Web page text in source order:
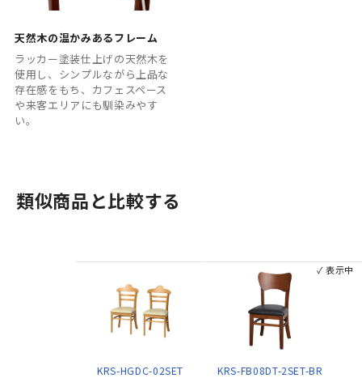
天然木の温かみあるフレーム
ラッカー塗装仕上げの天然木を
使用し、シンプルながら上品な
存在感をもち、カフェスペース
や来客エリアにも馴染みやす
い。
類似商品と比較する
KRS-HGDC-02SET
✓ 表示中
KRS-FB08DT-2SET-BR